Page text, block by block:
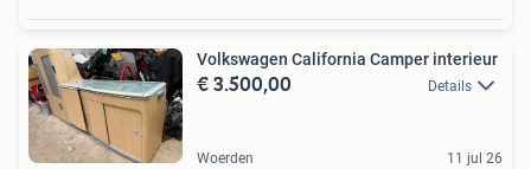
Volkswagen California Camper interieur
€ 3.500,00 Details
Woerden 11 jul 26